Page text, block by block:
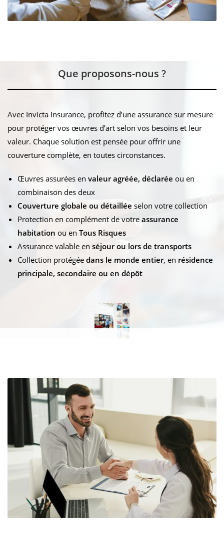
Que proposons-nous ?
Avec Invicta Insurance, profitez d’une assurance sur mesure
pour protéger vos œuvres d’art selon vos besoins et leur
valeur. Chaque solution est pensée pour offrir une
couverture complète, en toutes circonstances.
Œuvres assurées en valeur agréée, déclarée ou en
combinaison des deux
Couverture globale ou détaillée selon votre collection
Protection en complément de votre assurance
habitation ou en Tous Risques
Assurance valable en séjour ou lors de transports
Collection protégée dans le monde entier, en résidence
principale, secondaire ou en dépôt